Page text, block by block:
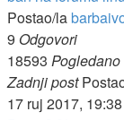
Postao/la
9 Odgovori
18593 Pogledano
Zadnji post
17 ruj 2017, 19:38